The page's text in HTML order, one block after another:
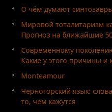
О чём думают
Мировой тоталитаризм
Прогноз на ближайшие
Современному
Какие у этого причины и
Monteamour
Черногорский язык:
то, чем кажутся